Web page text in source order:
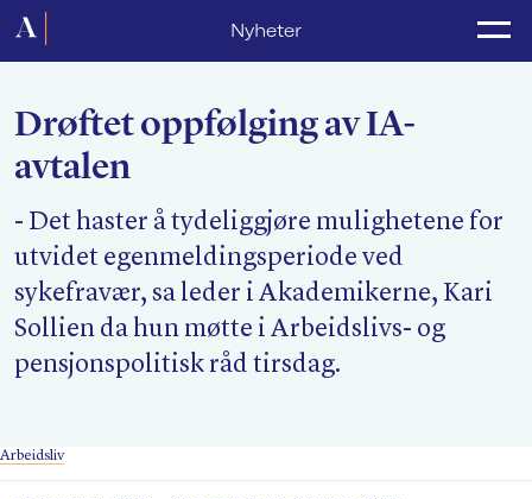
Nyheter
Forside
Lønnsoppgjør
Medlemsforeninger
Kurs og konferanser
For media
Akademikerne Pluss
Om Akademikerne
Drøftet oppfølging av IA-
avtalen
- Det haster å tydeliggjøre mulighetene for
utvidet egenmeldingsperiode ved
sykefravær, sa leder i Akademikerne, Kari
Sollien da hun møtte i Arbeidslivs- og
pensjonspolitisk råd tirsdag.
Arbeidsliv